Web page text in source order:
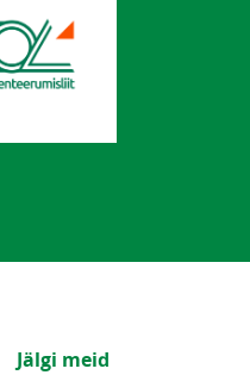
Jälgi meid